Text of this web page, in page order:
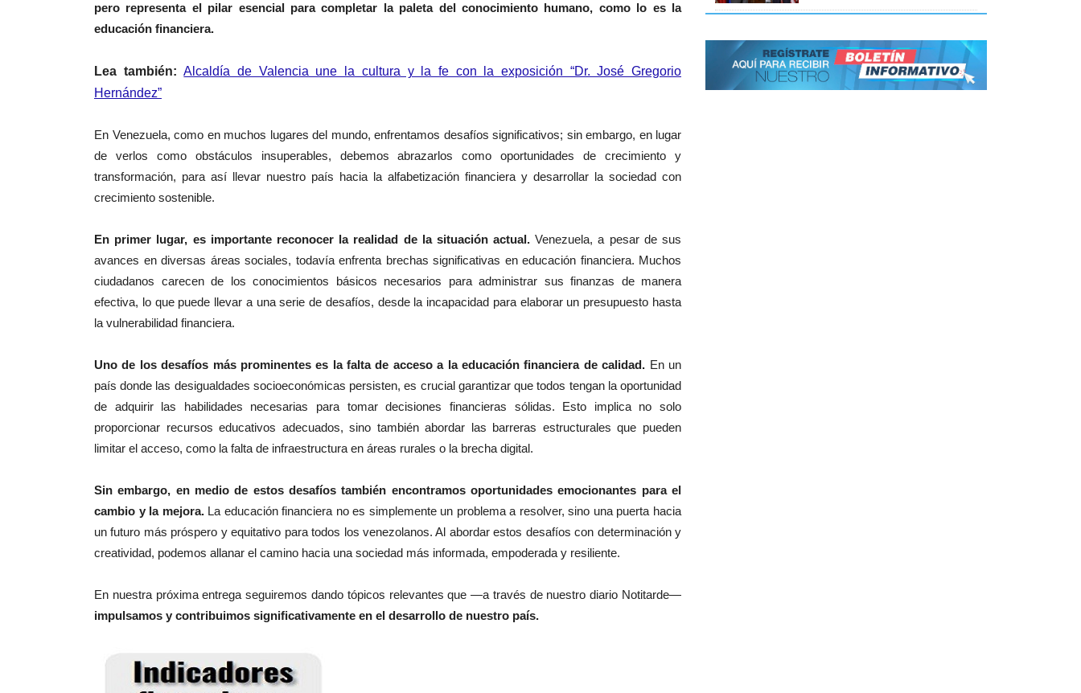
pero representa el pilar esencial para completar la paleta del conocimiento humano, como lo es la
educación financiera.
Lea también:Alcaldía de Valencia une la cultura y la fe con la exposición “Dr. José Gregorio
Hernández”
En Venezuela, como en muchos lugares del mundo, enfrentamos desafíos significativos; sin embargo, en lugar
de verlos como obstáculos insuperables, debemos abrazarlos como oportunidades de crecimiento y
transformación, para así llevar nuestro país hacia la alfabetización financiera y desarrollar la sociedad con
crecimiento sostenible.
En primer lugar, es importante reconocer la realidad de la situación actual.Venezuela, a pesar de sus
avances en diversas áreas sociales, todavía enfrenta brechas significativas en educación financiera. Muchos
ciudadanos carecen de los conocimientos básicos necesarios para administrar sus finanzas de manera
efectiva, lo que puede llevar a una serie de desafíos, desde la incapacidad para elaborar un presupuesto hasta
la vulnerabilidad financiera.
Uno de los desafíos más prominentes es la falta de acceso a la educación financiera de calidad. En un
país donde las desigualdades socioeconómicas persisten, es crucial garantizar que todos tengan la oportunidad
de adquirir las habilidades necesarias para tomar decisiones financieras sólidas. Esto implica no solo
proporcionar recursos educativos adecuados, sino también abordar las barreras estructurales que pueden
limitar el acceso, como la falta de infraestructura en áreas rurales o la brecha digital.
Sin embargo, en medio de estos desafíos también encontramos oportunidades emocionantes para el
cambio y la mejora. La educación financiera no es simplemente un problema a resolver, sino una puerta hacia
un futuro más próspero y equitativo para todos los venezolanos. Al abordar estos desafíos con determinación y
creatividad, podemos allanar el camino hacia una sociedad más informada, empoderada y resiliente.
En nuestra próxima entrega seguiremos dando tópicos relevantes que —a través de nuestro diario Notitarde—
impulsamos y contribuimos significativamente en el desarrollo de nuestro país.